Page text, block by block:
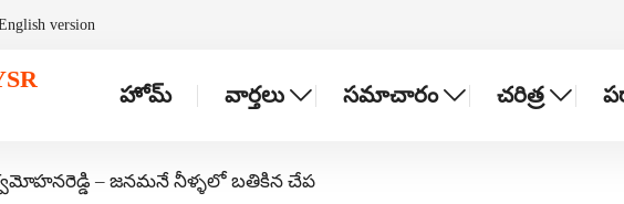
version
హోమ్ వార్తలు సమాచారం చరిత్ర
– జనమనే నీళ్ళలో బతికిన చేప